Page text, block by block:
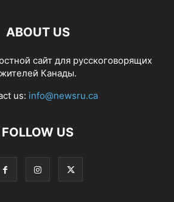
ABOUT US
сайт для русскоговорящих
жителей Канады.
us: info@newsru.ca
FOLLOW US